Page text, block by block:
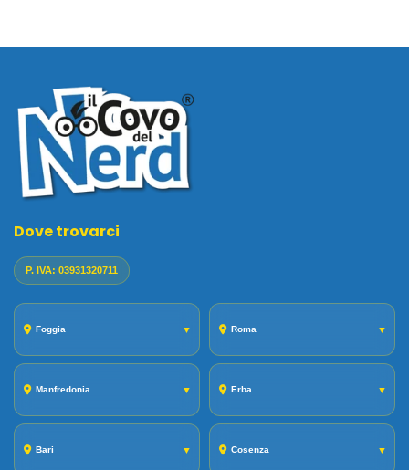
Dove trovarci
P. IVA: 03931320711
Foggia ▼ Roma ▼
Manfredonia ▼ Erba ▼
Bari ▼ Cosenza ▼